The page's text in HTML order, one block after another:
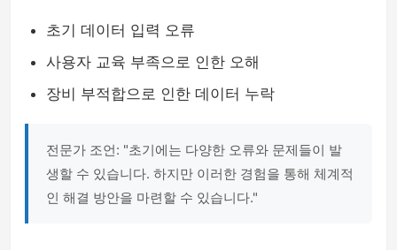
초기 데이터 입력 오류
사용자 교육 부족으로 인한 오해
장비 부적합으로 인한 데이터 누락
전문가 조언: "초기에는 다양한 오류와 문제들이 발
생할 수 있습니다. 하지만 이러한 경험을 통해 체계적
인 해결 방안을 마련할 수 있습니다."